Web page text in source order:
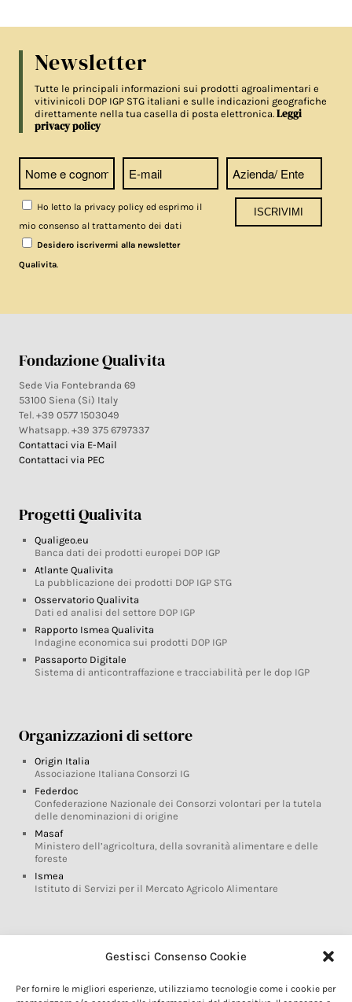
Gestisci Consenso Cookie
Per fornire le migliori esperienze, utilizziamo tecnologie come i cookie per
Newsletter
Tutte le principali informazioni sui prodotti agroalimentari e
vitivinicoli DOP IGP STG italiani e sulle indicazioni geografiche
direttamente nella tua casella di posta elettronica.Leggi
privacy policy
Ho letto la privacy policy ed esprimo il
mio consenso al trattamento dei dati
Desidero iscrivermi alla newsletter
Qualivita.
Fondazione Qualivita
Sede Via Fontebranda 69
53100 Siena (Si) Italy
Tel. +39 0577 1503049
Whatsapp. +39 375 6797337
Contattaci via E-Mail
Contattaci via PEC
Progetti Qualivita
Qualigeo.eu
Banca dati dei prodotti europei DOP IGP
Atlante Qualivita
La pubblicazione dei prodotti DOP IGP STG
Osservatorio Qualivita
Dati ed analisi del settore DOP IGP
Rapporto Ismea Qualivita
Indagine economica sui prodotti DOP IGP
Passaporto Digitale
Sistema di anticontraffazione e tracciabilità per le dop IGP
Organizzazioni di settore
Origin Italia
Associazione Italiana Consorzi IG
Federdoc
Confederazione Nazionale dei Consorzi volontari per la tutela
delle denominazioni di origine
Masaf
Ministero dell’agricoltura, della sovranità alimentare e delle
foreste
Ismea
Istituto di Servizi per il Mercato Agricolo Alimentare
Glossario DOP IGP
Marchi DOP IGP